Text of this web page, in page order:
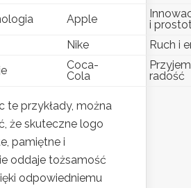
Apple
i
Nike
Ruch i
Coca-
Cola
radość
te przykłady, można
że skuteczne logo
pamiętne i
oddaje tożsamość
odpowiedniemu